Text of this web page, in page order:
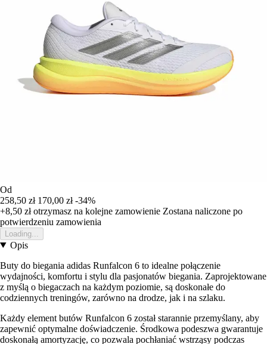
Od
258,50 zł 170,00 zł -34%
+8,50 złotrzymasz na kolejne zamowienie Zostana naliczone po
potwierdzeniu zamowienia
Loading...
Opis
Buty do biegania adidas Runfalcon 6 to idealne połączenie
wydajności, komfortu i stylu dla pasjonatów biegania. Zaprojektowane
z myślą o biegaczach na każdym poziomie, są doskonałe do
codziennych treningów, zarówno na drodze, jak i na szlaku.
Każdy element butów Runfalcon 6 został starannie przemyślany, aby
zapewnić optymalne doświadczenie. Środkowa podeszwa gwarantuje
doskonałą amortyzację, co pozwala pochłaniać wstrząsy podczas